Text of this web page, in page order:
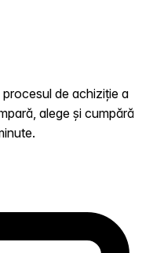
de achiziție a
alege și cumpără